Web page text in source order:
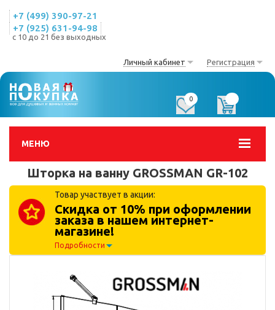
+7 (499) 390-97-21
+7 (925) 631-94-98
с 10 до 21 без выходных
Личный кабинет Регистрация
МЕНЮ
0
Шторка на ванну GROSSMAN GR-102
Товар участвует в акции:
Скидка от 10% при оформлении
заказа в нашем интернет-
магазине!
Подробности